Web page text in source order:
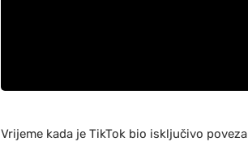
Vrijeme kada je TikTok bio isključivo